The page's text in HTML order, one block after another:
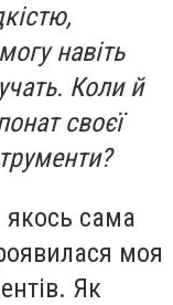
навіть
Коли й
своєї
якось сама
моя
Як